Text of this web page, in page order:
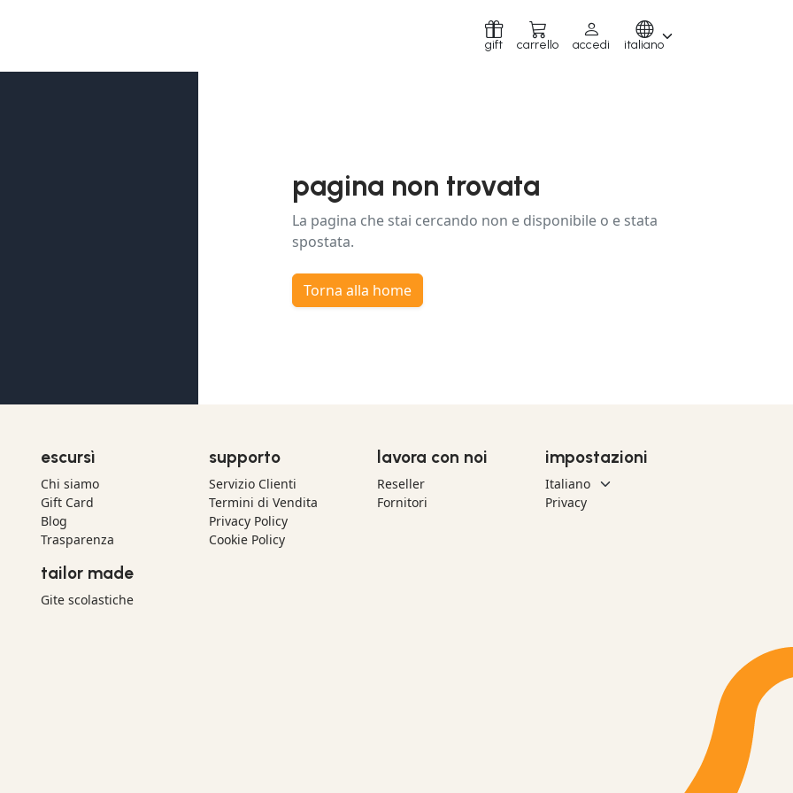
gift carrello accedi italiano
pagina non trovata
La pagina che stai cercando non e disponibile o e stata
spostata.
Torna alla home
escursì
Chi siamo
Gift Card
Blog
Trasparenza
tailor made
Gite scolastiche
supporto
Servizio Clienti
Termini di Vendita
Privacy Policy
Cookie Policy
lavora con noi
Reseller
Fornitori
impostazioni
Privacy